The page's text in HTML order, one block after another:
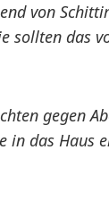
von
sollten das
gegen
in das Haus